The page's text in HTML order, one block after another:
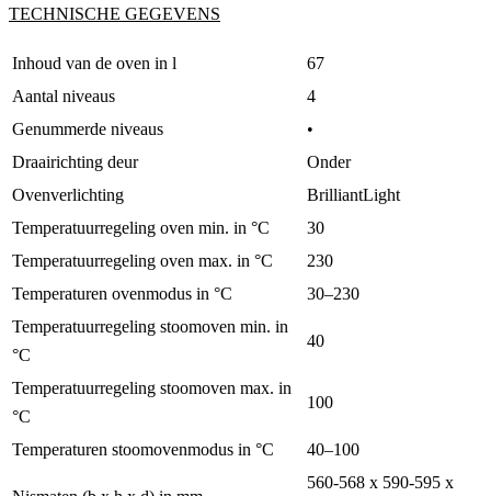
TECHNISCHE GEGEVENS
Inhoud van de oven in l
67
Aantal niveaus
4
Genummerde niveaus
•
Draairichting deur
Onder
Ovenverlichting
BrilliantLight
Temperatuurregeling oven min. in °C
30
Temperatuurregeling oven max. in °C
230
Temperaturen ovenmodus in °C
30–230
Temperatuurregeling stoomoven min. in
°C
40
Temperatuurregeling stoomoven max. in
°C
100
Temperaturen stoomovenmodus in °C 40–100
560-568 x 590-595 x